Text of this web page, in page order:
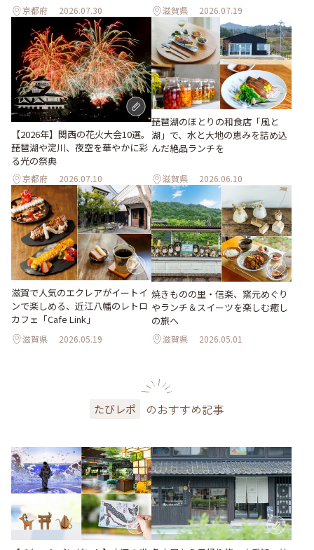
京都府 2026.07.30 滋賀県 2026.07.19
【2026年】関西の花火大会10選。
琵琶湖や淀川、夜空を華やかに彩
る光の祭典
京都府 2026.07.10
琵琶湖のほとりの和食店「風と
湖」で、水と大地の恵みを詰め込
んだ絶品ランチを
滋賀県 2026.06.10
滋賀で人気のエクレアがイートイ
ンで楽しめる、近江八幡のレトロ
カフェ「Cafe Link」
滋賀県 2026.05.19
焼きものの里・信楽、窯元めぐり
やランチ＆スイーツを楽しむ癒し
の旅へ
滋賀県 2026.05.01
たびレポ のおすすめ記事